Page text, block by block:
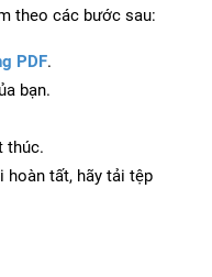
theo các bước sau:
PDF.
bạn.
thúc.
hoàn tất, hãy tải tệp